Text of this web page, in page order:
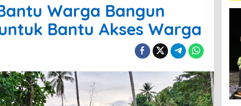
Warga Bangun
Bantu Akses Warga